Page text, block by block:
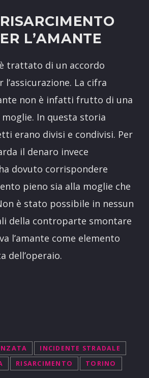
L’AMANTE
trattato di un accordo
La cifra
non è infatti frutto di una
In questa storia
erano divisi e condivisi. Per
il denaro invece
dovuto corrispondere
pieno sia alla moglie che
è stato possibile in nessun
della controparte smontare
l’amante come elemento
dell’operaio.
INCIDENTE STRADALE
RISARCIMENTO TORINO